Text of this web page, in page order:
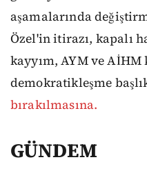
aşamalarında
Özel'in itirazı, kapalı
kayyım, AYM ve
demokratikleşme
bırakılmasına.
GÜNDEM